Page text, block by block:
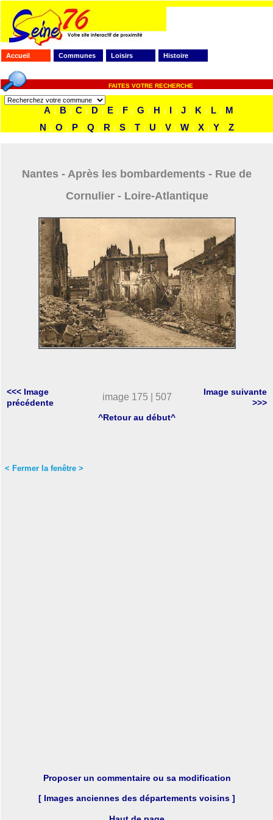
Accueil Communes Loisirs Histoire
FAITES VOTRE RECHERCHE
A | B | C | D | E | F | G | H | I | J | K | L |
M
N
| O | P | Q | R | S | T | U | V | W | X | Y | Z
Nantes - Après les bombardements - Rue de
Cornulier - Loire-Atlantique
<<< Image
précédente
image 175 | 507
Image suivante
>>>
^Retour au début^
< Fermer la fenêtre >
Proposer un commentaire ou sa modification
[ Images anciennes des départements voisins ]